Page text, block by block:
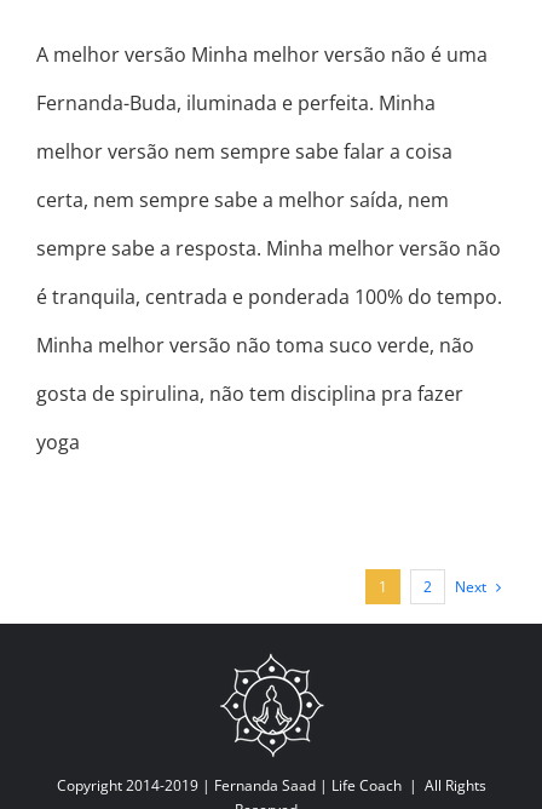
A melhor versão Minha melhor versão não é uma
Fernanda-Buda, iluminada e perfeita. Minha
melhor versão nem sempre sabe falar a coisa
certa, nem sempre sabe a melhor saída, nem
sempre sabe a resposta. Minha melhor versão não
é tranquila, centrada e ponderada 100% do tempo.
Minha melhor versão não toma suco verde, não
gosta de spirulina, não tem disciplina pra fazer
yoga
1 2 Next
Copyright 2014-2019 | Fernanda Saad | Life Coach| All Rights